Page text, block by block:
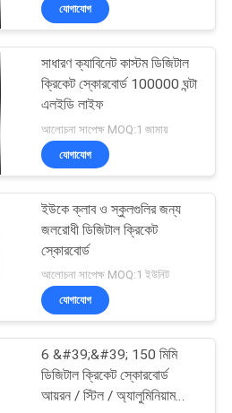
যোগাযোগ
সাধারণ ক্যাবিনেট কাস্টম ডিজিটাল
ক্রিকেট স্কোরবোর্ড 100000 ঘন্টা
এলইডি লাইফ
আলোচনা সাপেক্ষ MOQ:1 জামায়
যোগাযোগ
ইউকে ক্লাব ও স্কুলগুলির জন্য
জলরোধী ডিজিটাল ক্রিকেট
স্কোরবোর্ড
আলোচনা সাপেক্ষ MOQ:1 ইউনিট
যোগাযোগ
6 &#39;&#39; 150 মিমি
ডিজিটাল ক্রিকেট স্কোরবোর্ড
আয়রন / স্টিল / অ্যালুমিনিয়াম